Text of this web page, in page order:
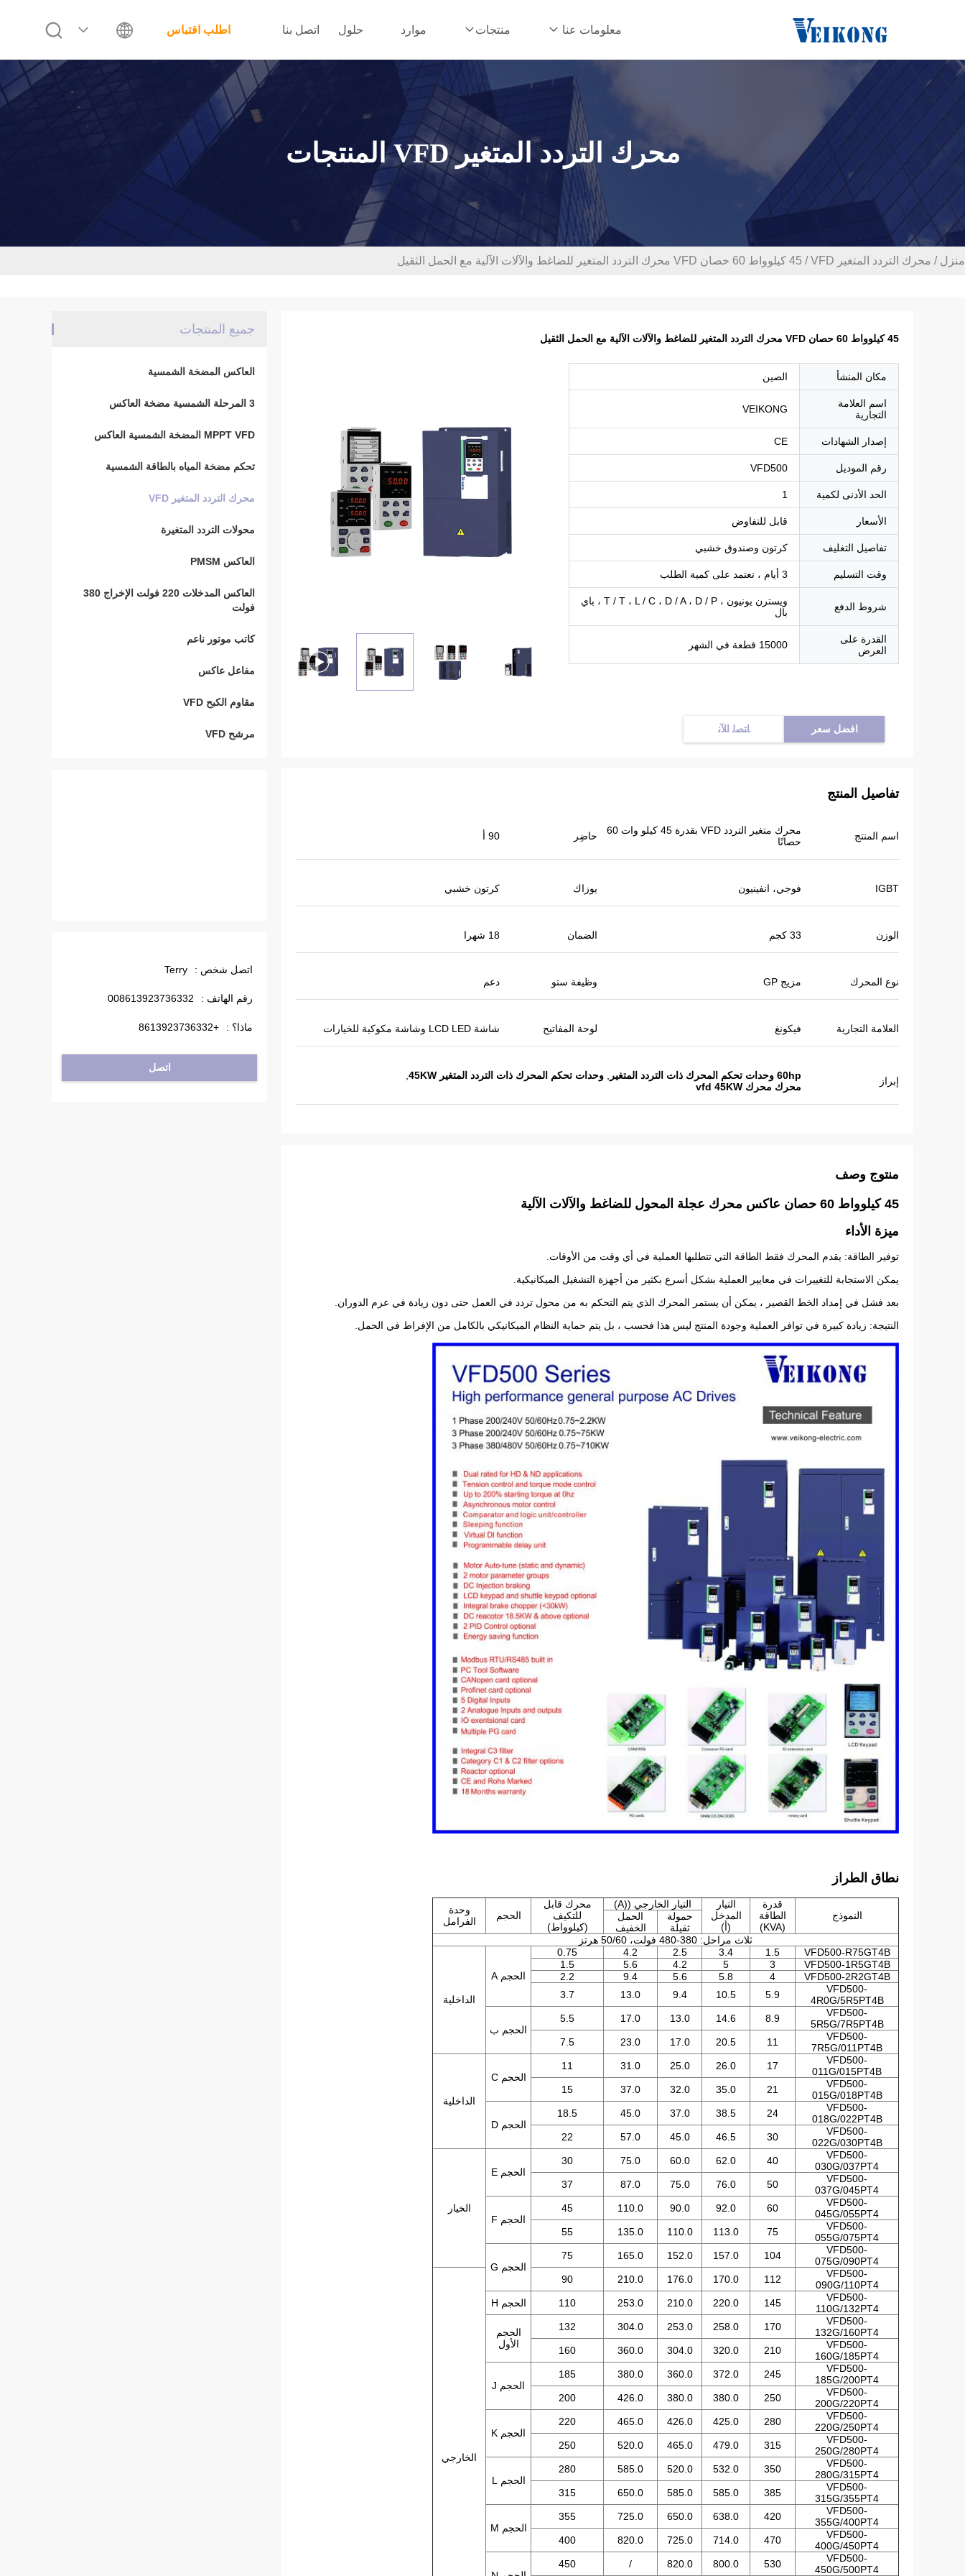
معلومات عنا منتجات موارد حلول اتصل بنا اطلب اقتباس
محرك التردد المتغير VFD المنتجات
منزل / محرك التردد المتغير VFD / 45 كيلوواط 60 حصان VFD محرك التردد المتغير للضاغط والآلات الآلية مع الحمل الثقيل
جميع المنتجات
العاكس المضخة الشمسية
3 المرحلة الشمسية مضخة العاكس
MPPT VFD المضخة الشمسية العاكس
تحكم مضخة المياه بالطاقة الشمسية
محرك التردد المتغير VFD
محولات التردد المتغيرة
العاكس PMSM
العاكس المدخلات 220 فولت الإخراج 380
فولت
كاتب موتور ناعم
مفاعل عاكس
مقاوم الكبح VFD
مرشح VFD
اتصل شخص : Terry
رقم الهاتف : 008613923736332
ماذا؟ : +8613923736332
اتصل
45 كيلوواط 60 حصان VFD محرك التردد المتغير للضاغط والآلات الآلية مع الحمل الثقيل
مكان المنشأ الصين
اسم العلامة
التجارية
VEIKONG
إصدار الشهادات CE
رقم الموديل VFD500
الحد الأدنى لكمية 1
الأسعار قابل للتفاوض
تفاصيل التغليف كرتون وصندوق خشبي
وقت التسليم 3 أيام ، تعتمد على كمية الطلب
شروط الدفع
ويسترن يونيون ، T / T ، L / C ، D / A ، D / P ، باي
بال
القدرة على
العرض
15000 قطعة في الشهر
افضل سعر ﺎﺘﺼﻟ ﺍﻶﻧ
تفاصيل المنتج
اسم المنتج
محرك متغير التردد VFD بقدرة 45 كيلو وات 60
حصانًا
حاضِر 90 أ
IGBT فوجي، انفينيون يوزاك كرتون خشبي
الوزن 33 كجم الضمان 18 شهرا
نوع المحرك مزيج GP وظيفة ستو دعم
العلامة التجارية فيكونغ لوحة المفاتيح شاشة LCD LED وشاشة مكوكية للخيارات
إبراز 60hp وحدات تحكم المحرك ذات التردد المتغير وحدات تحكم المحرك ذات التردد المتغير 45KW
محرك محرك vfd 45KW
منتوج وصف
45 كيلوواط 60 حصان عاكس محرك عجلة المحول للضاغط والآلات الآلية
ميزة الأداء
توفير الطاقة: يقدم المحرك فقط الطاقة التي تتطلبها العملية في أي وقت من الأوقات.
يمكن الاستجابة للتغييرات في معايير العملية بشكل أسرع بكثير من أجهزة التشغيل الميكانيكية.
بعد فشل في إمداد الخط القصير ، يمكن أن يستمر المحرك الذي يتم التحكم به من محول تردد في العمل حتى دون زيادة في عزم الدوران.
النتيجة: زيادة كبيرة في توافر العملية وجودة المنتج ليس هذا فحسب ، بل يتم حماية النظام الميكانيكي بالكامل من الإفراط في الحمل.
نطاق الطراز
النموذج
قدرة
الطاقة
(KVA)
التيار
المدخل
(أ)
التيار الخارجي ((A)
محرك قابل
للتكيف
(كيلوواط)
الحجم
وحدة
الفرامل
حمولة
ثقيلة
الحمل
الخفيف
ثلاث مراحل: 380-480 فولت، 50/60 هرتز
VFD500-R75GT4B
1.5
3.4
2.5
4.2
0.75
الحجم A
الداخلية
VFD500-1R5GT4B
3
5
4.2
5.6
1.5
VFD500-2R2GT4B
4
5.8
5.6
9.4
2.2
VFD500-
4R0G/5R5PT4B
5.9
10.5
9.4
13.0
3.7
VFD500-
5R5G/7R5PT4B
8.9
14.6
13.0
17.0
5.5
الحجم ب
VFD500-
7R5G/011PT4B
11
20.5
17.0
23.0
7.5
VFD500-
011G/015PT4B
17
26.0
25.0
31.0
11
الحجم C
الداخلية
VFD500-
015G/018PT4B
21
35.0
32.0
37.0
15
VFD500-
018G/022PT4B
24
38.5
37.0
45.0
18.5
الحجم D
VFD500-
022G/030PT4B
30
46.5
45.0
57.0
22
VFD500-
030G/037PT4
40
62.0
60.0
75.0
30
الحجم E
الخيار
VFD500-
037G/045PT4
50
76.0
75.0
87.0
37
VFD500-
045G/055PT4
60
92.0
90.0
110.0
45
الحجم F
VFD500-
055G/075PT4
75
113.0
110.0
135.0
55
VFD500-
075G/090PT4
104
157.0
152.0
165.0
75
الحجم G
VFD500-
090G/110PT4
112
170.0
176.0
210.0
90
الخارجي
VFD500-
110G/132PT4
145
220.0
210.0
253.0
110
الحجم H
VFD500-
132G/160PT4
170
258.0
253.0
304.0
132
الحجم
الأول
VFD500-
160G/185PT4
210
320.0
304.0
360.0
160
VFD500-
185G/200PT4
245
372.0
360.0
380.0
185
الحجم J
VFD500-
200G/220PT4
250
380.0
380.0
426.0
200
VFD500-
220G/250PT4
280
425.0
426.0
465.0
220
الحجم K
VFD500-
250G/280PT4
315
479.0
465.0
520.0
250
VFD500-
280G/315PT4
350
532.0
520.0
585.0
280
الحجم L
VFD500-
315G/355PT4
385
585.0
585.0
650.0
315
VFD500-
355G/400PT4
420
638.0
650.0
725.0
355
الحجم M
VFD500-
400G/450PT4
470
714.0
725.0
820.0
400
VFD500-
450G/500PT4
530
800.0
820.0
/
450